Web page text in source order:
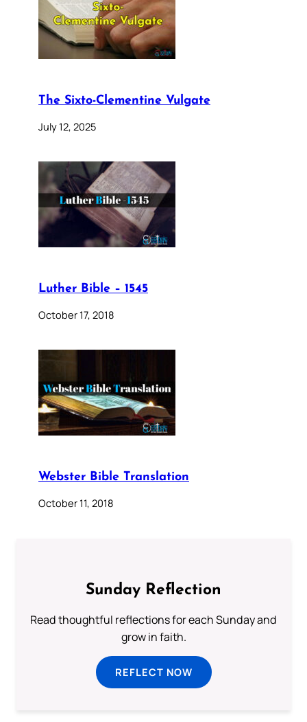
The Sixto-Clementine Vulgate
July 12, 2025
Luther Bible – 1545
October 17, 2018
Webster Bible Translation
October 11, 2018
Sunday Reflection
Read thoughtful reflections for each Sunday and
grow in faith.
REFLECT NOW